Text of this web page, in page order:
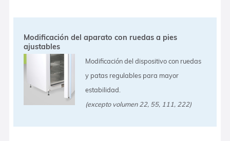
Modificación del aparato con ruedas a pies
ajustables
Modificación del dispositivo con ruedas
y patas regulables para mayor
estabilidad.
(excepto volumen 22, 55, 111, 222)